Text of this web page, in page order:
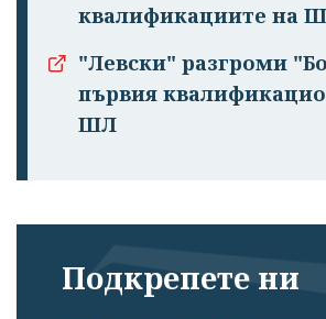
квалификациите на
"Левски" разгроми
първия
ШЛ
Подкрепете ни